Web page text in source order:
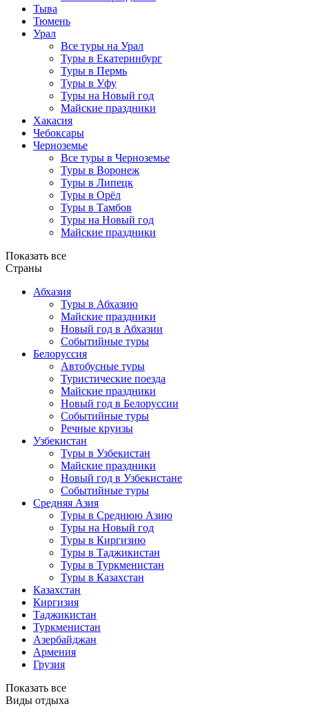
Тыва
Тюмень
Урал
Все туры на Урал
Туры в Екатеринбург
Туры в Пермь
Туры в Уфу
Туры на Новый год
Майские праздники
Хакасия
Чебоксары
Черноземье
Все туры в Черноземье
Туры в Воронеж
Туры в Липецк
Туры в Орёл
Туры в Тамбов
Туры на Новый год
Майские праздники
Показать все
Страны
Абхазия
Туры в Абхазию
Майские праздники
Новый год в Абхазии
Событийные туры
Белоруссия
Автобусные туры
Туристические поезда
Майские праздники
Новый год в Белоруссии
Событийные туры
Речные круизы
Узбекистан
Туры в Узбекистан
Майские праздники
Новый год в Узбекистане
Событийные туры
Средняя Азия
Туры в Среднюю Азию
Туры на Новый год
Туры в Киргизию
Туры в Таджикистан
Туры в Туркменистан
Туры в Казахстан
Казахстан
Киргизия
Таджикистан
Туркменистан
Азербайджан
Армения
Грузия
Показать все
Виды отдыха